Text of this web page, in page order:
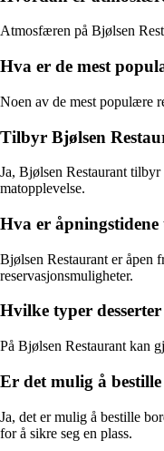
Atmosfæren på Bjølsen
Hva er de mest
Noen av de mest populære
Tilbyr Bjølsen
Ja, Bjølsen Restaurant
matopplevelse.
Hva er
Bjølsen Restaurant er åpen
reservasjonsmuligheter.
Hvilke typer
På Bjølsen Restaurant kan
Er det mulig å
Ja, det er mulig å bestille
for å sikre seg en plass.